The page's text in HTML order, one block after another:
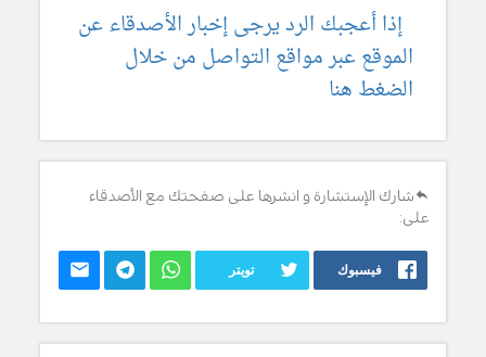
إذا أعجبك الرد يرجى إخبار الأصدقاء عن
الموقع عبر مواقع التواصل من خلال
الضغط هنا
شارك الإستشارة و انشرها على صفحتك مع الأصدقاء
على:
فيسبوك تويتر